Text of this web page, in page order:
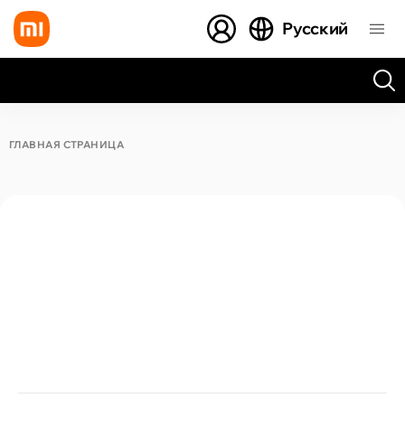
Русский
ГЛАВНАЯ СТРАНИЦА